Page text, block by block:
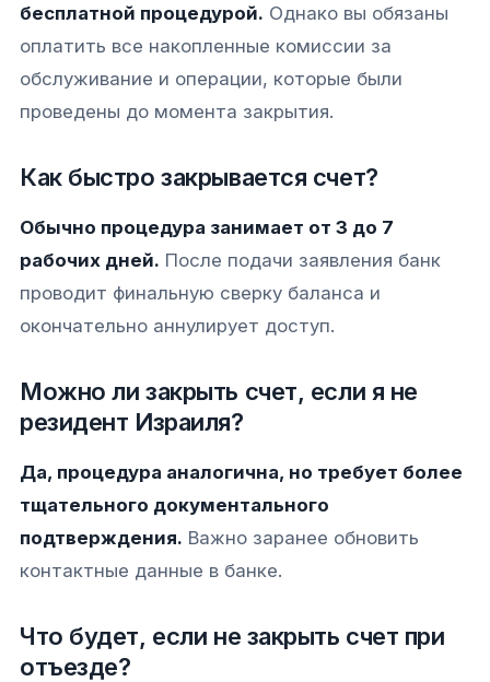
бесплатной процедурой. Однако вы обязаны
оплатить все накопленные комиссии за
обслуживание и операции, которые были
проведены до момента закрытия.
Как быстро закрывается счет?
Обычно процедура занимает от 3 до 7
рабочих дней. После подачи заявления банк
проводит финальную сверку баланса и
окончательно аннулирует доступ.
Можно ли закрыть счет, если я не
резидент Израиля?
Да, процедура аналогична, но требует более
тщательного документального
подтверждения. Важно заранее обновить
контактные данные в банке.
Что будет, если не закрыть счет при
отъезде?